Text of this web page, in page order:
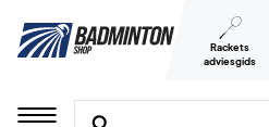
Rackets
adviesgids
Zoeken naar